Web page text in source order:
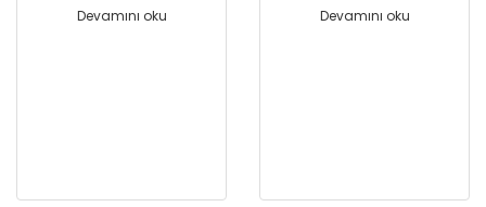
Devamını oku Devamını oku